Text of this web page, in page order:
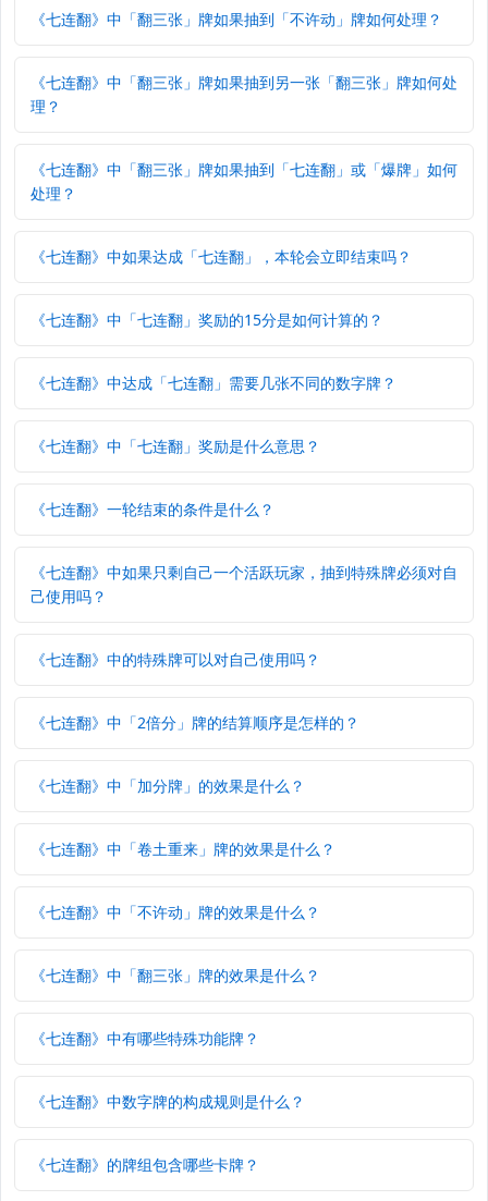
《七连翻》中「翻三张」牌如果抽到「不许动」牌如何处理？
《七连翻》中「翻三张」牌如果抽到另一张「翻三张」牌如何处
理？
《七连翻》中「翻三张」牌如果抽到「七连翻」或「爆牌」如何
处理？
《七连翻》中如果达成「七连翻」，本轮会立即结束吗？
《七连翻》中「七连翻」奖励的15分是如何计算的？
《七连翻》中达成「七连翻」需要几张不同的数字牌？
《七连翻》中「七连翻」奖励是什么意思？
《七连翻》一轮结束的条件是什么？
《七连翻》中如果只剩自己一个活跃玩家，抽到特殊牌必须对自
己使用吗？
《七连翻》中的特殊牌可以对自己使用吗？
《七连翻》中「2倍分」牌的结算顺序是怎样的？
《七连翻》中「加分牌」的效果是什么？
《七连翻》中「卷土重来」牌的效果是什么？
《七连翻》中「不许动」牌的效果是什么？
《七连翻》中「翻三张」牌的效果是什么？
《七连翻》中有哪些特殊功能牌？
《七连翻》中数字牌的构成规则是什么？
《七连翻》的牌组包含哪些卡牌？